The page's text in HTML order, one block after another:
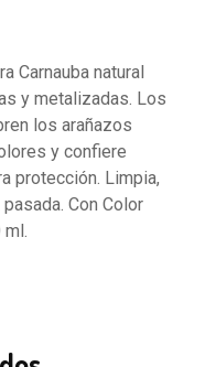
Carnauba natural
y metalizadas. Los
los arañazos
y confiere
protección. Limpia,
Con Color
ml.